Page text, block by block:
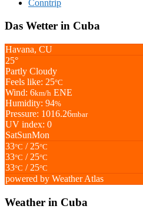
Conntrip
Das Wetter in Cuba
Havana, CU
25°
Partly Cloudy
Feels like: 25°C
Wind: 6km/h ENE
Humidity: 94%
Pressure: 1016.26mbar
UV index: 0
SatSunMon
33°C / 25°C
33°C / 25°C
33°C / 25°C
powered by Weather Atlas
Weather in Cuba